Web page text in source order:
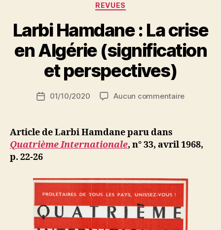
Catégories
REVUES
Larbi Hamdane : La crise
en Algérie (signification
et perspectives)
S
N
ji
b
Date01/10/2020 Aucun commentairesur
crise
et
Article de Larbi Hamdane paru dans
Quatrième Internationale, n° 33, avril 1968,
p. 22-26